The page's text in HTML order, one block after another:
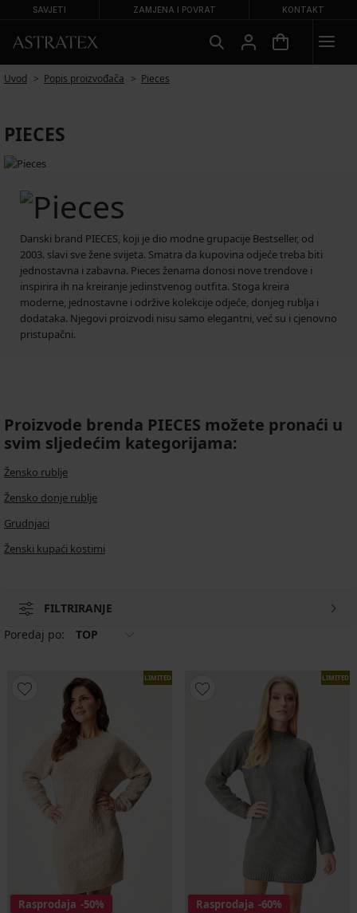
SAVJETI ZAMJENA I POVRAT KONTAKT
Uvod Popis proizvođača Pieces
PIECES
Danski brand PIECES, koji je dio modne grupacije Bestseller, od
2003. slavi sve žene svijeta. Smatra da kupovina odjeće treba biti
jednostavna i zabavna. Pieces ženama donosi nove trendove i
inspirira ih na kreiranje jedinstvenog outfita. Stoga kreira
moderne, jednostavne i održive kolekcije odjeće, donjeg rublja i
dodataka. Njegovi proizvodi nisu samo elegantni, već su i cjenovno
pristupačni.
Proizvode brenda PIECES možete pronaći u
svim sljedećim kategorijama:
Žensko rublje
Žensko donje rublje
Grudnjaci
Ženski kupaći kostimi
FILTRIRANJE
Poredaj po:
TOP
LIMITED
Rasprodaja -50%
LIMITED
Rasprodaja -60%